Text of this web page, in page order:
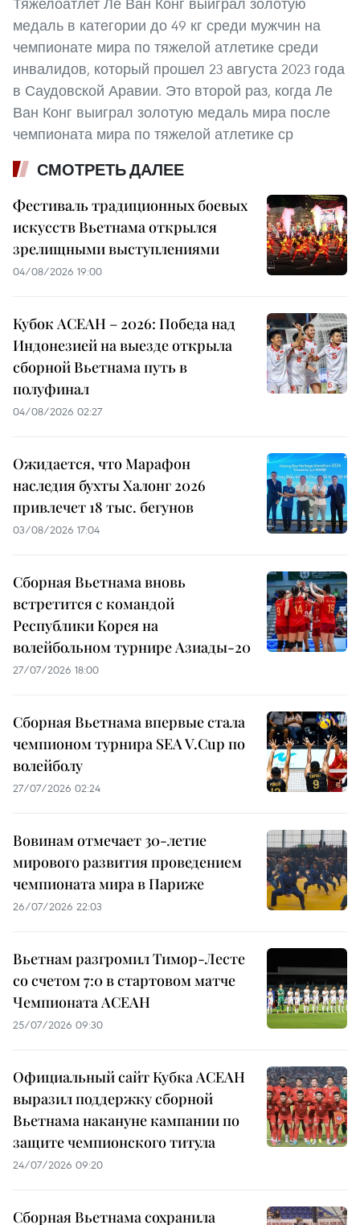
медаль в категории до 49 кг среди мужчин на
чемпионате мира по тяжелой атлетике среди
инвалидов, который прошел 23 августа 2023 года
в Саудовской Аравии. Это второй раз, когда Ле
Ван Конг выиграл золотую медаль мира после
чемпионата мира по тяжелой атлетике ср
СМОТРЕТЬ ДАЛЕЕ
Фестиваль традиционных боевых
искусств Вьетнама открылся
зрелищными выступлениями
04/08/2026 19:00
Кубок АСЕАН – 2026: Победа над
Индонезией на выезде открыла
сборной Вьетнама путь в
полуфинал
04/08/2026 02:27
Ожидается, что Марафон
наследия бухты Халонг 2026
привлечет 18 тыс. бегунов
03/08/2026 17:04
Сборная Вьетнама вновь
встретится с командой
Республики Корея на
волейбольном турнире Азиады-20
27/07/2026 18:00
Сборная Вьетнама впервые стала
чемпионом турнира SEA V.Cup по
волейболу
27/07/2026 02:24
Вовинам отмечает 30-летие
мирового развития проведением
чемпионата мира в Париже
26/07/2026 22:03
Вьетнам разгромил Тимор-Лесте
со счетом 7:0 в стартовом матче
Чемпионата АСЕАН
25/07/2026 09:30
Официальный сайт Кубка АСЕАН
выразил поддержку сборной
Вьетнама накануне кампании по
защите чемпионского титула
24/07/2026 09:20
Сборная Вьетнама сохранила